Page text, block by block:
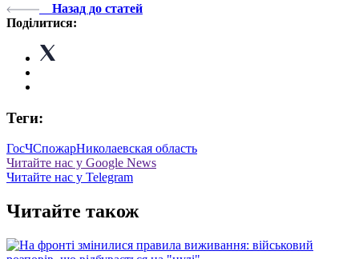
Назад до статей
Поділитися:
Теги:
ГосЧСпожарНиколаевская область
Читайте нас у Google News
Читайте нас у Telegram
Читайте також